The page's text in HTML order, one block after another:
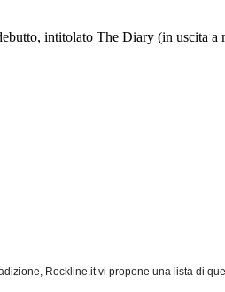
intitolato The Diary (in uscita
Rockline.it vi propone una lista di